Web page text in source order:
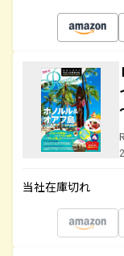
当社在庫切れ